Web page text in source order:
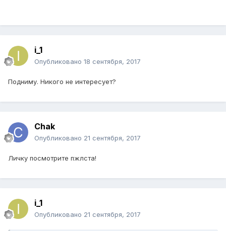
i_1
Опубликовано 18 сентября, 2017
Подниму. Никого не интересует?
Chak
Опубликовано 21 сентября, 2017
Личку посмотрите пжлста!
i_1
Опубликовано 21 сентября, 2017